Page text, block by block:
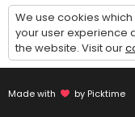
Made with by Picktime
We use cookies
your user experience
the website. Visit our